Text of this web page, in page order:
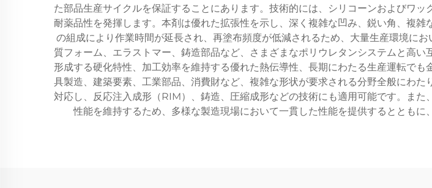
た部品生産サイクルを保証することにあります。技術的には、シリコーンおよびワ
耐薬品性を発揮します。本剤は優れた拡張性を示し、深く複雑な凹み、鋭い角、複
の組成により作業時間が延長され、再塗布頻度が低減されるため、大量生産環境に
質フォーム、エラストマー、鋳造部品など、さまざまなポリウレタンシステムと高
形成する硬化特性、加工効率を維持する優れた熱伝導性、長期にわたる生産運転で
具製造、建築要素、工業部品、消費財など、複雑な形状が要求される分野全般にわ
対応し、反応注入成形（RIM）、鋳造、圧縮成形などの技術にも適用可能です。ま
性能を維持するため、多様な製造現場において一貫した性能を提供するととも